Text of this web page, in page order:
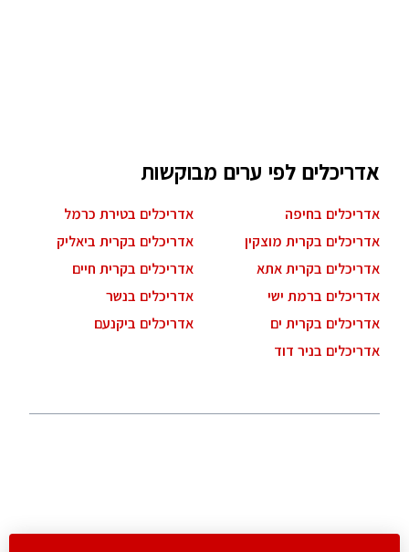
אדריכלים לפי ערים מבוקשות
אדריכלים בחיפה
אדריכלים בטירת כרמל
אדריכלים בקרית מוצקין
אדריכלים בקרית ביאליק
אדריכלים בקרית אתא
אדריכלים בקרית חיים
אדריכלים ברמת ישי
אדריכלים בנשר
אדריכלים בקרית ים
אדריכלים ביקנעם
אדריכלים בניר דוד